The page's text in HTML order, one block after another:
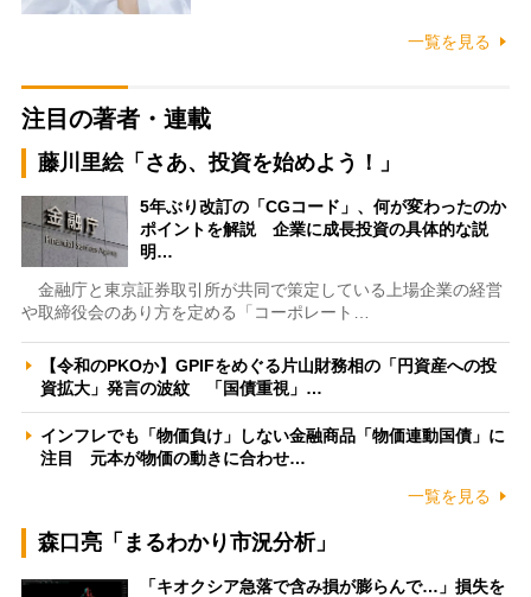
一覧を見る
注目の著者・連載
藤川里絵「さあ、投資を始めよう！」
5年ぶり改訂の「CGコード」、何が変わったのか
ポイントを解説 企業に成長投資の具体的な説
明…
金融庁と東京証券取引所が共同で策定している上場企業の経営
や取締役会のあり方を定める「コーポレート…
【令和のPKOか】GPIFをめぐる片山財務相の「円資産への投
資拡大」発言の波紋 「国債重視」…
インフレでも「物価負け」しない金融商品「物価連動国債」に
注目 元本が物価の動きに合わせ…
一覧を見る
森口亮「まるわかり市況分析」
「キオクシア急落で含み損が膨らんで…」損失を